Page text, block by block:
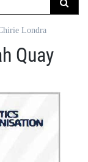
Londra
Quay